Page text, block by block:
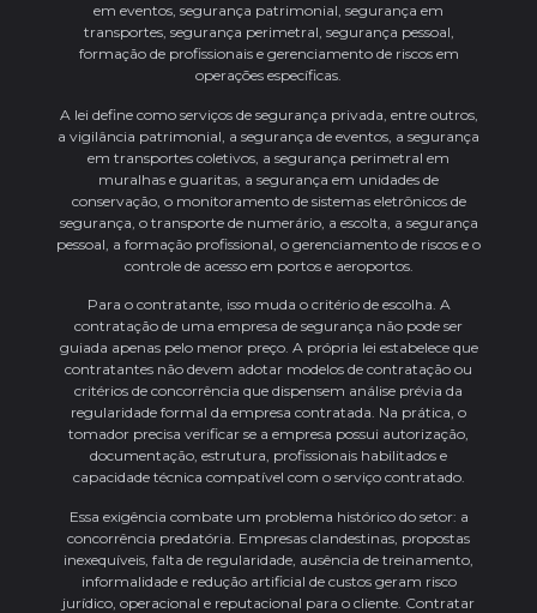
em eventos, segurança patrimonial, segurança em
transportes, segurança perimetral, segurança pessoal,
formação de profissionais e gerenciamento de riscos em
operações específicas.
A lei define como serviços de segurança privada, entre outros,
a vigilância patrimonial, a segurança de eventos, a segurança
em transportes coletivos, a segurança perimetral em
muralhas e guaritas, a segurança em unidades de
conservação, o monitoramento de sistemas eletrônicos de
segurança, o transporte de numerário, a escolta, a segurança
pessoal, a formação profissional, o gerenciamento de riscos e o
controle de acesso em portos e aeroportos.
Para o contratante, isso muda o critério de escolha. A
contratação de uma empresa de segurança não pode ser
guiada apenas pelo menor preço. A própria lei estabelece que
contratantes não devem adotar modelos de contratação ou
critérios de concorrência que dispensem análise prévia da
regularidade formal da empresa contratada. Na prática, o
tomador precisa verificar se a empresa possui autorização,
documentação, estrutura, profissionais habilitados e
capacidade técnica compatível com o serviço contratado.
Essa exigência combate um problema histórico do setor: a
concorrência predatória. Empresas clandestinas, propostas
inexequíveis, falta de regularidade, ausência de treinamento,
informalidade e redução artificial de custos geram risco
jurídico, operacional e reputacional para o cliente. Contratar